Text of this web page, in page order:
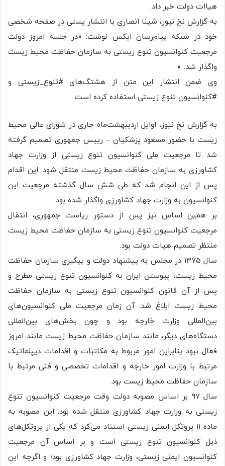
هیاات دولت خبر داد.
به گزارش نخ نیوز، شینا انصاری با انتشار پستی در صفحه شخصی
خود در شبکه پیام‌رسان ایکس نوشت: «در جلسه امروز دولت
مرجعیت کنوانسیون تنوع زیستی به سازمان حفاظت محیط زیست
واگذار شد. »
وی ضمن انتشار این متن از هشتگ‌های #تنوع_زیستی و
#کنوانسیون تنوع زیستی استفاده کرده است.
به گزارش نخ نیوز، اوایل اردیبهشت‌ماه جاری در شورای عالی محیط
زیست با حضور مسعود پزشکیان – رییس جمهوری تصمیم گرفته
شد تا مرجعیت ملی کنوانسیون تنوع زیستی از وزارت جهاد
کشاورزی به سازمان حفاظت محیط زیست منتقل شود. این اقدام
پس از این انجام شد که طی شش سال گذشته مرجعیت این
کنوانسیون به وزارت جهاد کشاورزی واگذار شده بود.
بر همین اساس نیز پس از دستور ریاست جمهوری، انتقال
مرجعیت کنوانسیون تنوع زیستی به سازمان حفاظت محیط زیست
منتظر تصمیم هیات دولت بود.
سال ۱۳۷۵ در مجلس به پیشنهاد دولت و پیگیری سازمان حفاظت
محیط زیست، پیوستن ایران به کنوانسیون تنوع زیستی مطرح و
پس از آن قانون کنوانسیون تنوع زیستی به سازمان حفاظت
محیط زیست ابلاغ شد. آن زمان مرجعیت ملی کنوانسیون‌های
بین‌المللی وزارت خارجه بود و چون بخش‌های بین‌المللی
دستگاه‌های دیگر، مانند سازمان حفاظت محیط زیست مانند امروز
فعال نبود بنابراین امور مربوط به مکاتبات و اقدامات دیپلماتیک
مرتبط با وزارت امور خارجه و اقدامات تخصصی و فنی مرتبط با
سازمان حفاظت محیط زیست بود.
سال ۹۷ بر اساس مصوبه دولت وقت مرجعیت کنوانسیون تنوع
زیستی به وزارت جهاد کشاورزی منتقل شده بود. این مصوبه به
ماده ۱۱ پروتکل ایمنی زیستی استناد می‌کرد که یکی از پروتکل‌های
ذیل کنوانسیون تنوع زیستی است و بر اساس آن مرجعیت
کنوانسیون ایمنی زیستی، وزارت جهاد کشاورزی بود؛ و اگرچه این